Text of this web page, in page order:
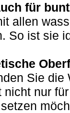
für
allen
So ist sie
Sie die
nicht nur